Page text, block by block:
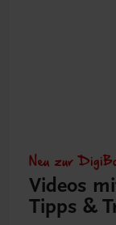
Neu zur
Videos
Tipps &